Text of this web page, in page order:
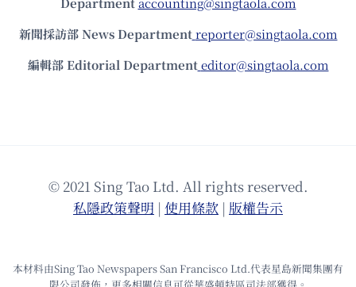
新聞採訪部 News Department reporter@singtaola.com
編輯部 Editorial Department editor@singtaola.com
© 2021 Sing Tao Ltd. All rights reserved.
私隱政策聲明 | 使⽤條款 | 版權告⽰
本材料由Sing Tao Newspapers San Francisco Ltd.代表星島新聞集團有